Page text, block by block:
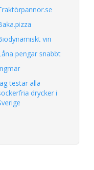
vin
pengar snabbt
testar alla
drycker i